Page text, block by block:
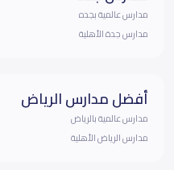
مدارس عالمية بجده
مدارس جدة الأهلية
أفضل مدارس الرياض
مدارس عالمية بالرياض
مدارس الرياض الأهلية